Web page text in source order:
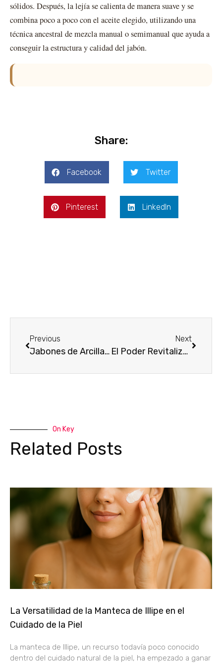
sólidos. Después, la lejía se calienta de manera suave y se
combina poco a poco con el aceite elegido, utilizando una
técnica ancestral de mezcla manual o semimanual que ayuda a
conseguir la estructura y calidad del jabón.
Share:
Facebook Twitter
Pinterest LinkedIn
Previous
Jabones de Arcilla Blanca Una Revolución en el Cuidado de la Piel
Next
El Poder Revitalizante del Jabón de Manteca de Cupuaçu en el Cuidado de la Piel
On Key
Related Posts
La Versatilidad de la Manteca de Illipe en el
Cuidado de la Piel
La manteca de Illipe, un recurso todavía poco conocido
dentro del cuidado natural de la piel, ha empezado a ganar